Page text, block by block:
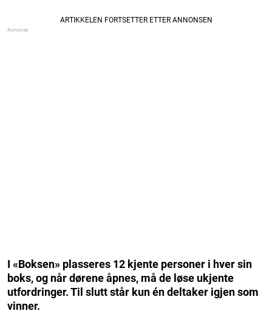
I «Boksen» plasseres 12 kjente personer i hver sin
boks, og når dørene åpnes, må de løse ukjente
utfordringer. Til slutt står kun én deltaker igjen som
vinner.